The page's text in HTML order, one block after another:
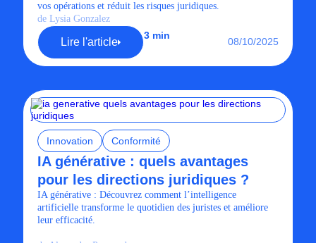
vos opérations et réduit les risques juridiques.
de Lysia Gonzalez
Lire l'article
3 min
08/10/2025
Innovation Conformité
IA générative : quels avantages
pour les directions juridiques ?
IA générative : Découvrez comment l’intelligence
artificielle transforme le quotidien des juristes et améliore
leur efficacité.